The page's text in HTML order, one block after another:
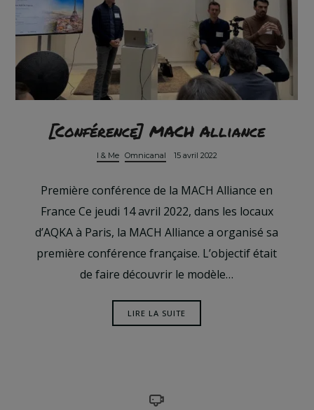
[Conférence] MACH Alliance
I & Me Omnicanal 15 avril 2022
Première conférence de la MACH Alliance en
France Ce jeudi 14 avril 2022, dans les locaux
d’AQKA à Paris, la MACH Alliance a organisé sa
première conférence française. L’objectif était
de faire découvrir le modèle…
LIRE LA SUITE